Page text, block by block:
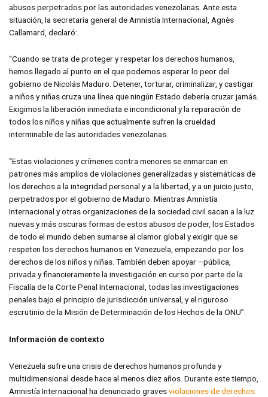
abusos perpetrados por las autoridades venezolanas. Ante esta
situación, la secretaria general de Amnistía Internacional, Agnès
Callamard, declaró:
“Cuando se trata de proteger y respetar los derechos humanos,
hemos llegado al punto en el que podemos esperar lo peor del
gobierno de Nicolás Maduro. Detener, torturar, criminalizar, y castigar
a niños y niñas cruza una línea que ningún Estado debería cruzar jamás.
Exigimos la liberación inmediata e incondicional y la reparación de
todos los niños y niñas que actualmente sufren la crueldad
interminable de las autoridades venezolanas.
“Estas violaciones y crímenes contra menores se enmarcan en
patrones más amplios de violaciones generalizadas y sistemáticas de
los derechos a la integridad personal y a la libertad, y a un juicio justo,
perpetrados por el gobierno de Maduro. Mientras Amnistía
Internacional y otras organizaciones de la sociedad civil sacan a la luz
nuevas y más oscuras formas de estos abusos de poder, los Estados
de todo el mundo deben sumarse al clamor global y exigir que se
respeten los derechos humanos en Venezuela, empezando por los
derechos de los niños y niñas. También deben apoyar –pública,
privada y financieramente la investigación en curso por parte de la
Fiscalía de la Corte Penal Internacional, todas las investigaciones
penales bajo el principio de jurisdicción universal, y el riguroso
escrutinio de la Misión de Determinación de los Hechos de la ONU”.
Información de contexto
Venezuela sufre una crisis de derechos humanos profunda y
multidimensional desde hace al menos diez años. Durante este tiempo,
Amnistía Internacional ha denunciado gravesviolaciones de derechos